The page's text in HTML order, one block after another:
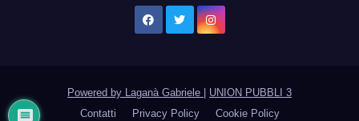
Powered by Laganà Gabriele | UNION PUBBLI 3
Contatti
Privacy Policy Cookie Policy